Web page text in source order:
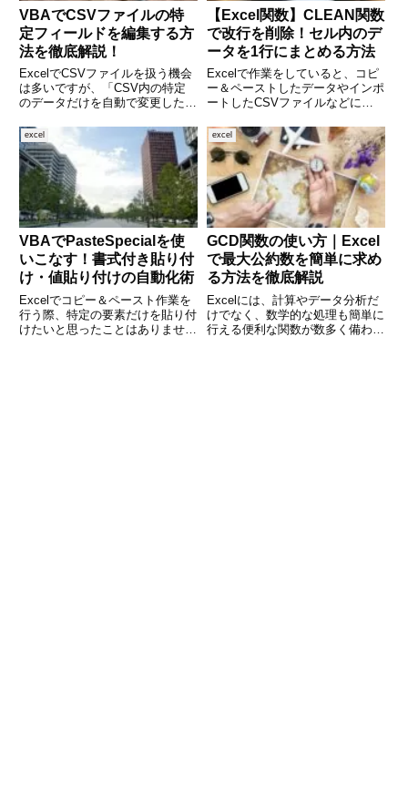
VBAでCSVファイルの特
定フィールドを編集する方
法を徹底解説！
ExcelでCSVファイルを扱う機会
は多いですが、「CSV内の特定
のデータだけを自動で変更した
す。そんなときに役立つのが
VBA（Visual Basic for
Applications）です。本記事で
は、VBA
【Excel関数】CLEAN関数
で改行を削除！セル内のデ
ータを1行にまとめる方法
Excelで作業をしていると、コピ
ー＆ペーストしたデータやインポ
ートしたCSVファイルなどに、
字」が含まれてしまうことがあり
ます。見た目にはわかりづらいも
のの、関数の結果がうまく表示さ
れない、検索やフィルターが
excel
VBAでPasteSpecialを使
いこなす！書式付き貼り付
け・値貼り付けの自動化術
Excelでコピー＆ペースト作業を
行う際、特定の要素だけを貼り付
けたいと思ったことはありません
excel
GCD関数の使い方｜Excel
で最大公約数を簡単に求め
る方法を徹底解説
Excelには、計算やデータ分析だ
けでなく、数学的な処理も簡単に
行える便利な関数が数多く備わっ